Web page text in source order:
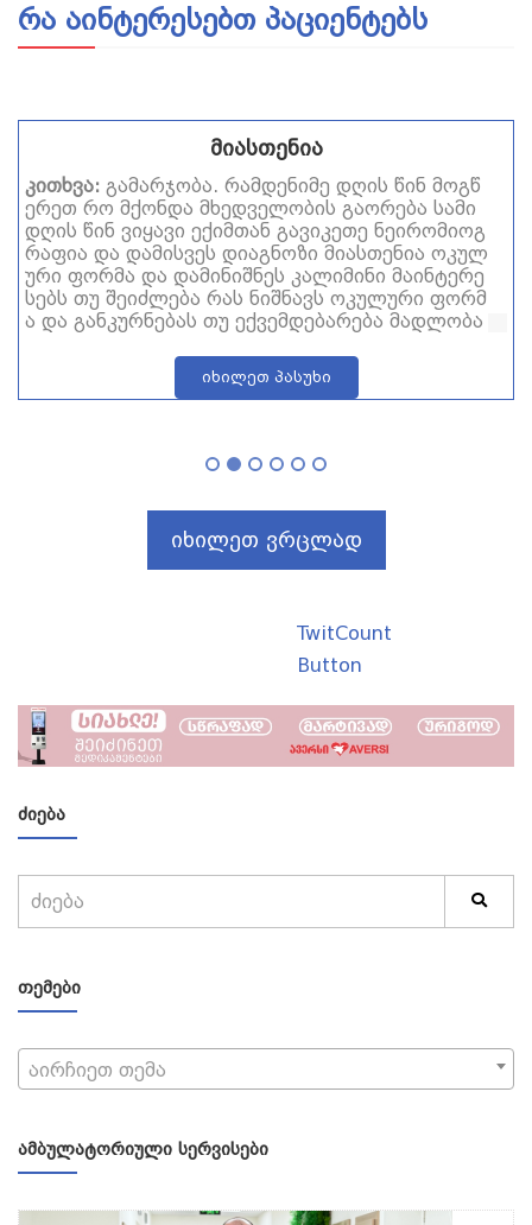
რა აინტერესებთ პაციენტებს
მიასთენია
კითხვა: გამარჯობა. რამდენიმე დღის წინ მოგწ
ერეთ რო მქონდა მხედველობის გაორება სამი
დღის წინ ვიყავი ექიმთან გავიკეთე ნეირომიოგ
რაფია და დამისვეს დიაგნოზი მიასთენია ოკულ
ური ფორმა და დამინიშნეს კალიმინი მაინტერე
სებს თუ შეიძლება რას ნიშნავს ოკულური ფორმ
ა და განკურნებას თუ ექვემდებარება მადლობა
იხილეთ პასუხი
იხილეთ ვრცლად
TwitCount
Button
ᲫᲘᲔᲑᲐ
ᲗᲔᲛᲔᲑᲘ
აირჩიეთ თემა
ᲐᲛᲑᲣᲚᲐᲢᲝᲠᲘᲣᲚᲘ ᲡᲔᲠᲕᲘᲡᲔᲑᲘ